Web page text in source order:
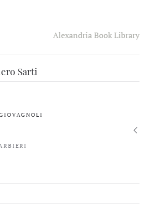
Alexandria Book Library
Sarti